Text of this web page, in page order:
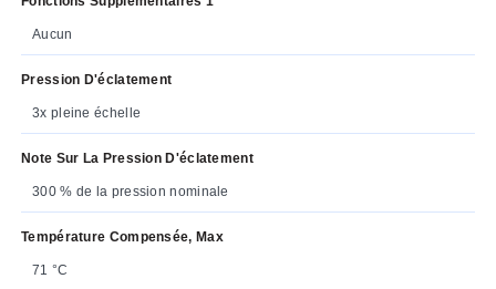
Aucun
Pression D'éclatement
3x pleine échelle
Note Sur La Pression D'éclatement
300 % de la pression nominale
Température Compensée, Max
71 °C